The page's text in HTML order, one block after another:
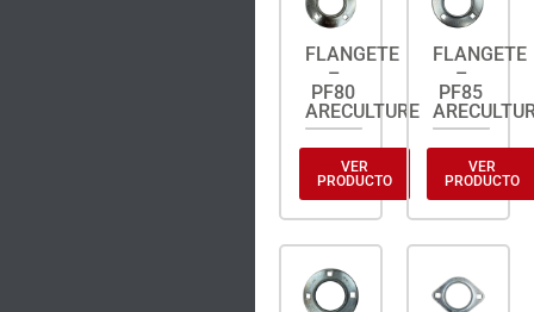
FLANGETE
–
PF80
ARECULTURE
VER
PRODUCTO
FLANGETE
–
PF85
VER
PRODUCTO